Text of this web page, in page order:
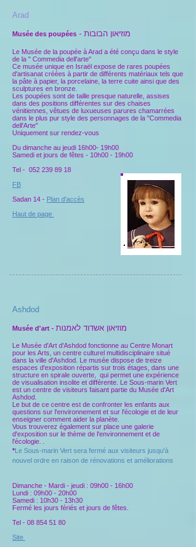
Arad
Musée des poupées - מוזיאון הבובות
Le Musée de la poupée à Arad a été conçu dans le style
de la " Commedia dell'arte"
Ce musée unique en Israël expose de rares poupées
d'artisanat créées à partir de différents matériaux tels que
la pâte à papier, la porcelaine, la terre cuite ainsi que des
sculptures en bronze.
Les poupées sont de taille presque naturelle, assises
dans des positions différentes sur des chaises
vénitiennes, vêtues de luxueuses parures chamarrées
dans le plus pur style des personnages de la "Commedia
dell'Arte"
Uniquement sur rendez-vous
Du dimanche au jeudi 16h00- 19h00
Samedi et jours de fêtes - 10h00 - 19h00
Tel - 052 239 89 18
FB
Sadan 14 - Plan d'accès
Haut de page
Ashdod
Musée d'art - מוזיאון אשדוד לאמנות
Le Musée d'Art d'Ashdod fonctionne au Centre Monart
pour les Arts, un centre culturel multidisciplinaire situé
dans la ville d'Ashdod. Le musée dispose de treize
espaces d'exposition répartis sur trois étages, dans une
structure en spirale ouverte, qui permet une expérience
de visualisation insolite et différente. Le Sous-marin Vert
est un centre de visiteurs faisant partie du Musée d'Art
Ashdod.
Le but de ce centre est de confronter les enfants aux
questions sur l'environnement et sur l'écologie et de leur
enseigner comment aider la planète.
Vous trouverez également sur place une galerie
d'exposition sur le thème de l'environnement et de
l'écologie. .
*Le Sous-marin Vert sera fermé aux visiteurs jusqu'à
nouvel ordre en raison de rénovations et améliorations
Dimanche - Mardi - jeudi : 09h00 - 16h00
Lundi : 09h00 - 20h00
Samedi : 10h30 - 13h30
Fermé les jours fériés et jours de fêtes.
Tel - 08 854 51 80
Site